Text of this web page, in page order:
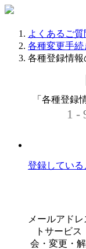
よくあるご質
各種変更手続
各種登録情
「各種登録
1 -
登録してい
メールアド
トサービ
会・変更・